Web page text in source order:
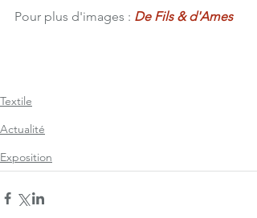
Pour plus d'images : De Fils & d'Ames
Textile
Actualité
Exposition